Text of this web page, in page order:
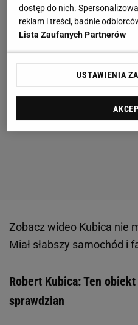
Zobacz wideo Kubica nie
Miał słabszy samochód i
Robert Kubica: Ten
sprawdzian
dostęp do nich.
reklam i treści, badnie
Lista Zaufanych Partnerów
USTAWIENIA